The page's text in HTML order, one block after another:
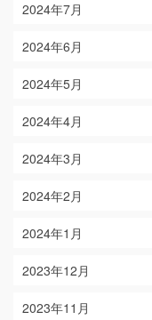
2024年7月
2024年6月
2024年5月
2024年4月
2024年3月
2024年2月
2024年1月
2023年12月
2023年11月